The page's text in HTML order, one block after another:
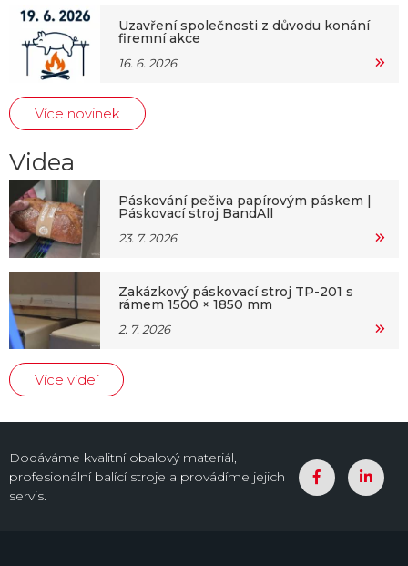
Uzavření společnosti z důvodu konání
firemní akce
16. 6. 2026
Více novinek
Videa
Páskování pečiva papírovým páskem |
Páskovací stroj BandAll
23. 7. 2026
Zakázkový páskovací stroj TP-201 s
rámem 1500 × 1850 mm
2. 7. 2026
Více videí
Dodáváme kvalitní obalový materiál,
profesionální balící stroje a provádíme jejich
servis.